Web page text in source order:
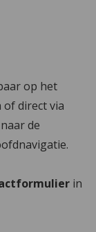
op het
direct via
de
in